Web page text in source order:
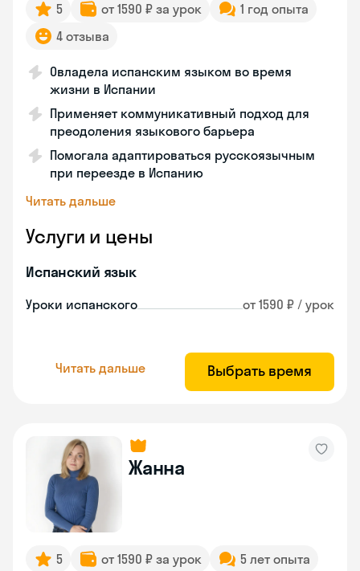
5 от 1590 ₽ за урок
1 год опыта
4 отзыва
Овладела испанским языком во время
жизни в Испании
Применяет коммуникативный подход для
преодоления языкового барьера
Помогала адаптироваться русскоязычным
при переезде в Испанию
Читать дальше
Услуги и цены
Испанский язык
Уроки испанского от 1590 ₽ / урок
Читать дальше Выбрать время
Жанна
5 от 1590 ₽ за урок 5 лет опыта